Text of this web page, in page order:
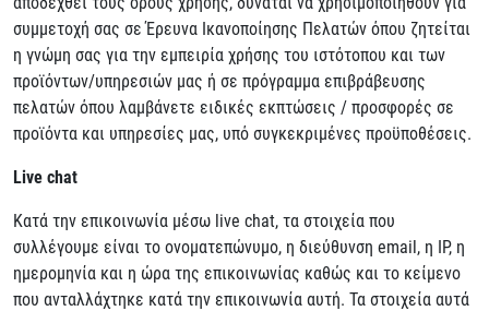
συμμετοχή σας σε Έρευνα Ικανοποίησης Πελατών όπου ζητείται
η γνώμη σας για την εμπειρία χρήσης του ιστότοπου και των
προϊόντων/υπηρεσιών μας ή σε πρόγραμμα επιβράβευσης
πελατών όπου λαμβάνετε ειδικές εκπτώσεις / προσφορές σε
προϊόντα και υπηρεσίες μας, υπό συγκεκριμένες προϋποθέσεις.
Live chat
Κατά την επικοινωνία μέσω live chat, τα στοιχεία που
συλλέγουμε είναι το ονοματεπώνυμο, η διεύθυνση email, η IP, η
ημερομηνία και η ώρα της επικοινωνίας καθώς και το κείμενο
που ανταλλάχτηκε κατά την επικοινωνία αυτή. Τα στοιχεία αυτά